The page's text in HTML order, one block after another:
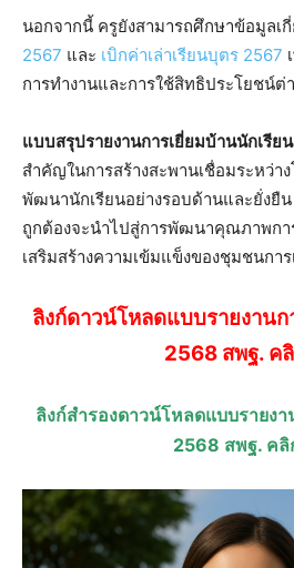
นอกจากนี้ ครูยังสามารถศึกษาข้อมูลเ
2567 และ เบิกค่าเล่าเรียนบุตร 2567
การทำงานและการใช้สิทธิประโยชน์ต่
แบบสรุปรายงานการเยี่ยมบ้านนักเรีย
สำคัญในการสร้างสะพานเชื่อมระหว่า
พัฒนานักเรียนอย่างรอบด้านและยั่งยื
ถูกต้องจะนำไปสู่การพัฒนาคุณภาพกา
เสริมสร้างความเข้มแข็งของชุมชนการ
ลิงก์ดาวน์โหลดแบบรายงานก
2568 สพฐ. ค
ลิงก์สำรองดาวน์โหลดแบบรายงา
2568 สพฐ. ค